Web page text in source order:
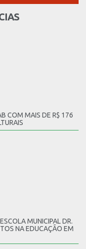
COM MAIS DE R$ 176
MUNICIPAL DR.
NA EDUCAÇÃO EM